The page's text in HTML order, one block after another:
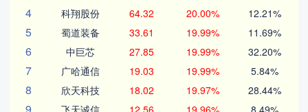
4 科翔股份 64.32 20.00% 12.21%
5 蜀道装备 33.61 19.99% 11.69%
6 中巨芯 27.85 19.99% 32.20%
7 广哈通信 19.03 19.99% 5.84%
8 欣天科技 18.02 19.97% 28.44%